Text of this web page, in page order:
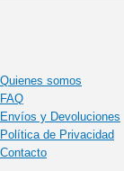
Quienes somos
FAQ
Envíos y Devoluciones
Política de Privacidad
Contacto